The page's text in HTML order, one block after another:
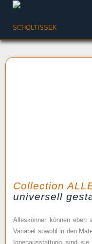
Collection
universell
Alleskönner können eben
Variabel sowohl in den
Innenausstattung sind